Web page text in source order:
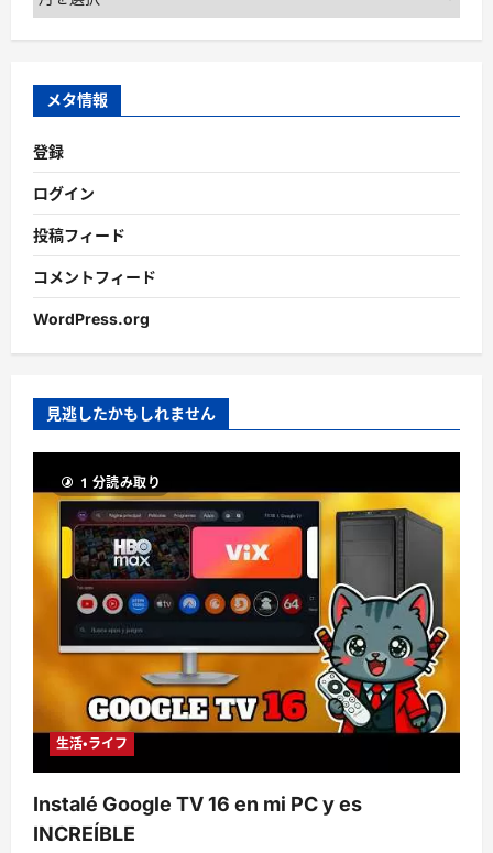
ー
カ
ブ
メタ情報
登録
ログイン
投稿フィード
コメントフィード
WordPress.org
見逃したかもしれません
1 分読み取り
生活・ライフ
Instalé Google TV 16 en mi PC y es
INCREÍBLE